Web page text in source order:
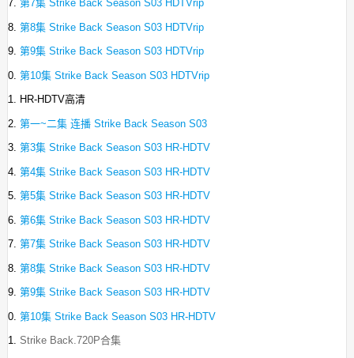
第7集 Strike Back Season S03 HDTVrip
第8集 Strike Back Season S03 HDTVrip
第9集 Strike Back Season S03 HDTVrip
第10集 Strike Back Season S03 HDTVrip
HR-HDTV高清
第一~二集 连播 Strike Back Season S03
第3集 Strike Back Season S03 HR-HDTV
第4集 Strike Back Season S03 HR-HDTV
第5集 Strike Back Season S03 HR-HDTV
第6集 Strike Back Season S03 HR-HDTV
第7集 Strike Back Season S03 HR-HDTV
第8集 Strike Back Season S03 HR-HDTV
第9集 Strike Back Season S03 HR-HDTV
第10集 Strike Back Season S03 HR-HDTV
Strike Back.720P合集